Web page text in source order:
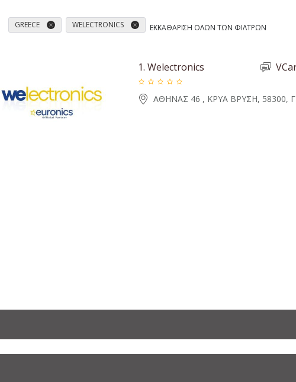
GREECE WELECTRONICS ΕΚΚΑΘΆΡΙΣΗ ΌΛΩΝ ΤΩΝ ΦΊΛΤΡΩΝ
1. Welectronics
ΑΘΗΝΑΣ 46 , ΚΡΥΑ ΒΡΥΣΗ, 58300,